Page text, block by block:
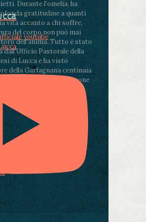
Durante l'omelia, ha
gratitudine a quanti
vita accanto a chi soffre,
del corpo non può mai
dell'anima..Tutto è stato
dall'Ufficio Pastorale della
di Lucca e ha visto
della Garfagnana centinaia
volontari e persone
youtube